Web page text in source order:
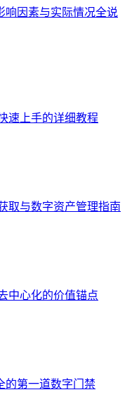
响因素与实际情况全说
速上手的详细教程
取与数字资产管理指南
中心化的价值锚点
的第一道数字门禁